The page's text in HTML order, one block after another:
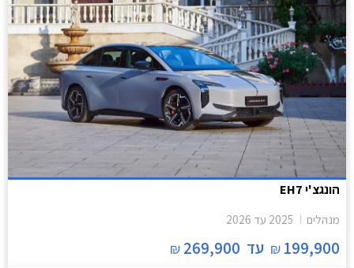
הונגצ'י EH7
מנהלים 2025 עד 2026
199,900
₪ עד 269,900
₪